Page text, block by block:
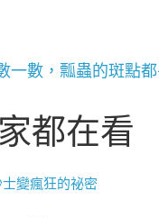
一數，瓢蟲的斑點
都在看
變瘋狂的祕密